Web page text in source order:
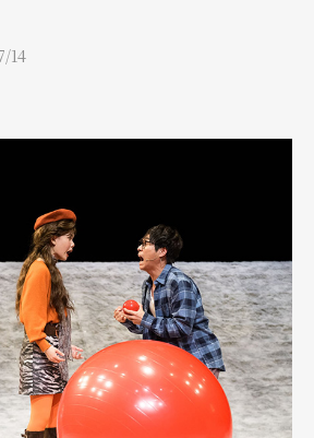
劇場觀眾更豐富的觀賞經驗，體現布萊希
的意圖。 1928年於柏林造船人河堤劇場
柯斯基的生花妙手處理下，《三便士歌
主義體制的批判，是否仍然有效。 從
年，到2026年的此時，資本主義體制在
件的演變，經歷了各種修正調整，雖然面
但仍有決定人類日常生活與生命情境的巨
說，印證了資本主義的歷史必然性，對批
本主義無法為人類創造真正平等、多元、
斷生產的「當下」中苟延殘喘。時至今
當下」的生成更新愈加快速，其繽紛多彩
即時滿足，何需似乎遙不可及的未來？
14